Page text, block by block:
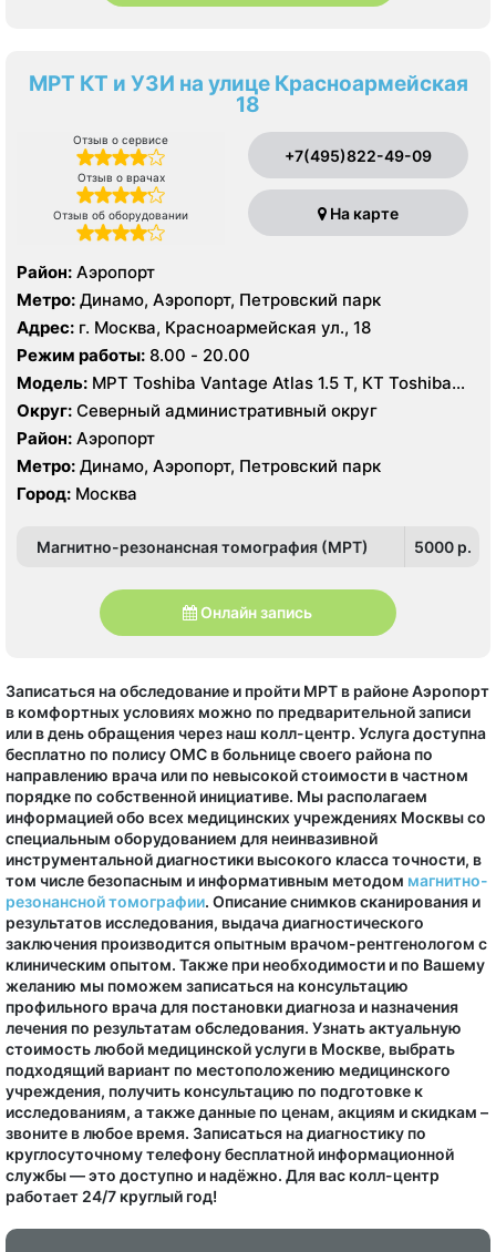
МРТ КТ и УЗИ на улице Красноармейская
18
Отзыв о сервисе
Отзыв о врачах
Отзыв об оборудовании
+7(495)822-49-09
На карте
Район: Аэропорт
Метро: Динамо, Аэропорт, Петровский парк
Адрес: г. Москва, Красноармейская ул., 18
Режим работы: 8.00 - 20.00
Модель: МРТ Toshiba Vantage Atlas 1.5 Т, КТ Toshiba
Aquilion 64 среза, УЗИ
Округ: Северный административный округ
Район: Аэропорт
Метро: Динамо, Аэропорт, Петровский парк
Город: Москва
Магнитно-резонансная томография (МРТ) 5000 p.
Онлайн запись
Записаться на обследование и пройти МРТ в районе Аэропорт
в комфортных условиях можно по предварительной записи
или в день обращения через наш колл-центр. Услуга доступна
бесплатно по полису ОМС в больнице своего района по
направлению врача или по невысокой стоимости в частном
порядке по собственной инициативе. Мы располагаем
информацией обо всех медицинских учреждениях Москвы со
специальным оборудованием для неинвазивной
инструментальной диагностики высокого класса точности, в
том числе безопасным и информативным методом магнитно-
резонансной томографии. Описание снимков сканирования и
результатов исследования, выдача диагностического
заключения производится опытным врачом-рентгенологом с
клиническим опытом. Также при необходимости и по Вашему
желанию мы поможем записаться на консультацию
профильного врача для постановки диагноза и назначения
лечения по результатам обследования. Узнать актуальную
стоимость любой медицинской услуги в Москве, выбрать
подходящий вариант по местоположению медицинского
учреждения, получить консультацию по подготовке к
исследованиям, а также данные по ценам, акциям и скидкам –
звоните в любое время. Записаться на диагностику по
круглосуточному телефону бесплатной информационной
службы — это доступно и надёжно. Для вас колл-центр
работает 24/7 круглый год!